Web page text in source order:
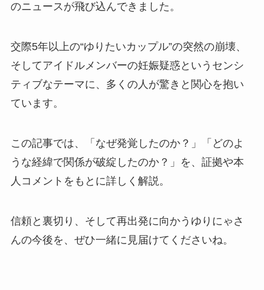
のニュースが飛び込んできました。
交際5年以上の“ゆりたいカップル”の突然の崩壊、
そしてアイドルメンバーの妊娠疑惑というセンシ
ティブなテーマに、多くの人が驚きと関心を抱い
ています。
この記事では、「なぜ発覚したのか？」「どのよ
うな経緯で関係が破綻したのか？」を、証拠や本
人コメントをもとに詳しく解説。
信頼と裏切り、そして再出発に向かうゆりにゃさ
んの今後を、ぜひ一緒に見届けてくださいね。